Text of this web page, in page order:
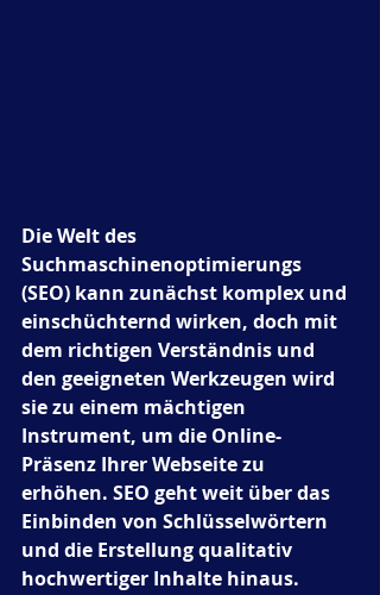
Die Welt des
Suchmaschinenoptimierungs
(SEO) kann zunächst komplex und
einschüchternd wirken, doch mit
dem richtigen Verständnis und
den geeigneten Werkzeugen wird
sie zu einem mächtigen
Instrument, um die Online-
Präsenz Ihrer Webseite zu
erhöhen. SEO geht weit über das
Einbinden von Schlüsselwörtern
und die Erstellung qualitativ
hochwertiger Inhalte hinaus.